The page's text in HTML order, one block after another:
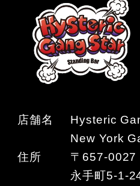
店舗名
Hysteric
New York
住所
〒657-0027
永手町5-1-